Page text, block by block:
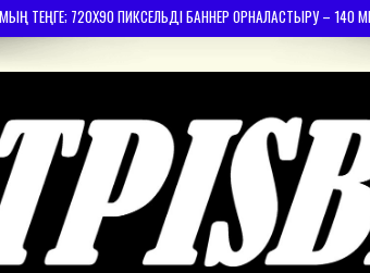
720Х90 ПИКСЕЛЬДІ БАННЕР ОРНАЛАСТЫРУ – 140